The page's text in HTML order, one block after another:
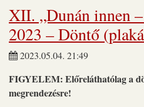
XII. „Dunán innen
2023 – Döntő
2023.05.04. 21:49
FIGYELEM: Előreláthatólag a
megrendezésre!